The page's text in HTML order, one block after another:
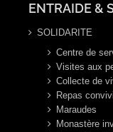
ENTRAIDE &
SOLIDARITE
Centre de
Visites aux
Collecte de
Repas
Maraudes
Monastère